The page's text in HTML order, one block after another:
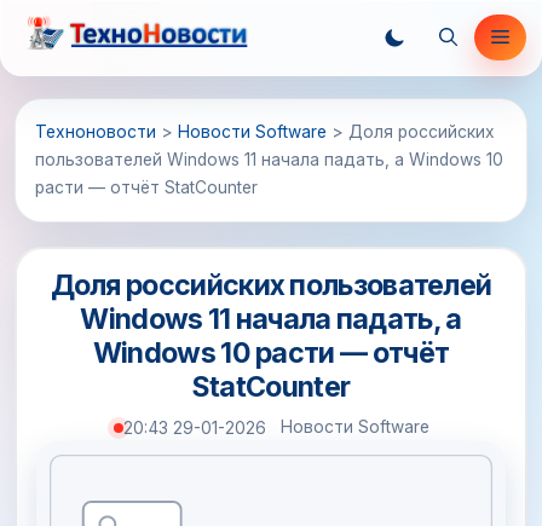
Перейти
содержимому
Техноновости > Новости Software > Доля российских
пользователей Windows 11 начала падать, а Windows 10
расти — отчёт StatCounter
Доля российских пользователей
Windows 11 начала падать, а
Windows 10 расти — отчёт
StatCounter
20:43 29-01-2026 Новости Software